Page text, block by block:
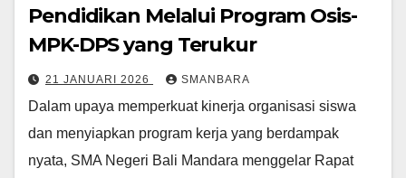
Pendidikan Melalui Program Osis-
MPK-DPS yang Terukur
21 JANUARI 2026 SMANBARA
Dalam upaya memperkuat kinerja organisasi siswa
dan menyiapkan program kerja yang berdampak
nyata, SMA Negeri Bali Mandara menggelar Rapat